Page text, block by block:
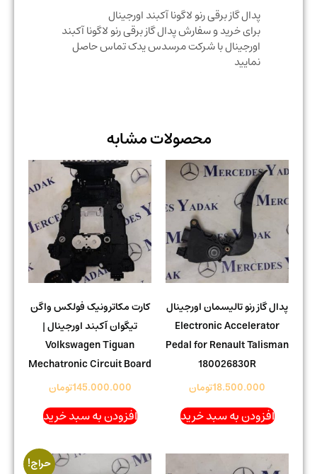
پدال گاز برقی رنو لاگونا آکبند اورجینال
برای خرید و سفارش پدال گاز برقی رنو لاگونا آکبند
اورجینال با شرکت مرسدس یدک تماس حاصل
نمایید
محصولات مشابه
پدال گاز رنو تالیسمان اورجینال
Electronic Accelerator
Pedal for Renault Talisman
180026830R
18.500.000تومان
افزودن به سبد خرید
کارت مکاترونیک فولکس واگن
تیگوان آکبند اورجینال |
Volkswagen Tiguan
Mechatronic Circuit Board
145.000.000تومان
افزودن به سبد خرید
حراج!